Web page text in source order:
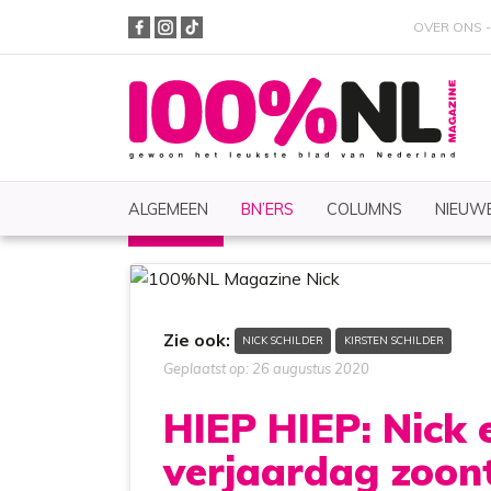
OVER ONS
ALGEMEEN BN’ERS COLUMNS
Zoeken
Zie ook: NICK SCHILDER KIRSTEN SCHILDER
Geplaatst op: 26 augustus 2020
HIEP HIEP:
verjaardag